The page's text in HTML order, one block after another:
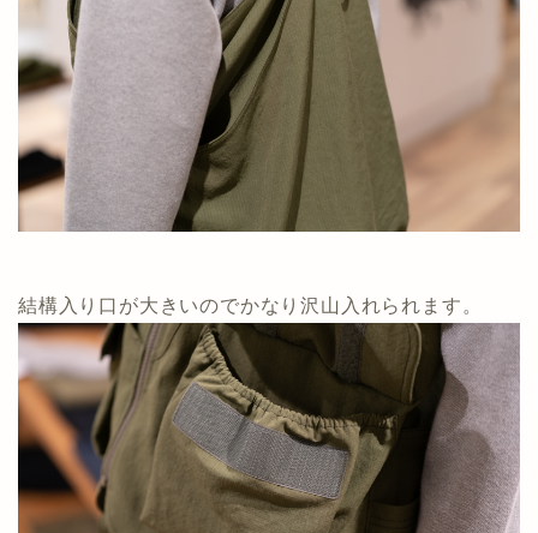
結構入り口が大きいのでかなり沢山入れられます。